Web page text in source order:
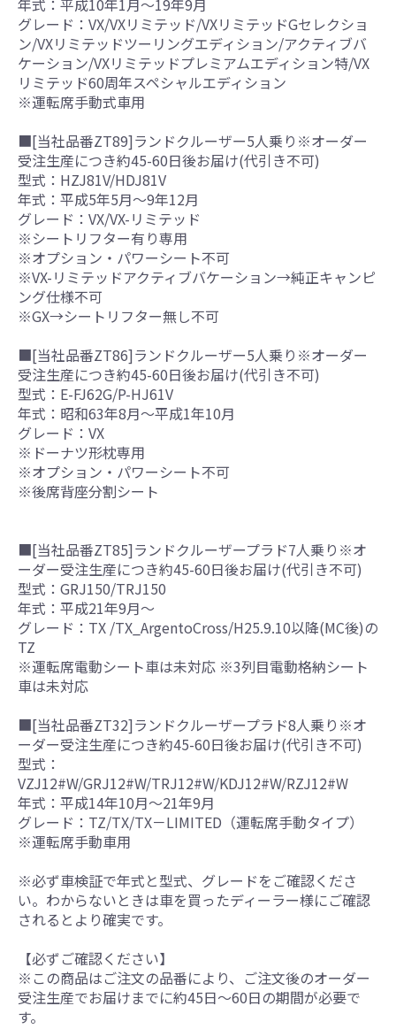
年式：平成10年1月～19年9月
グレード：VX/VXリミテッド/VXリミテッドGセレクショ
ン/VXリミテッドツーリングエディション/アクティブバ
ケーション/VXリミテッドプレミアムエディション特/VX
リミテッド60周年スペシャルエディション
※運転席手動式車用
■[当社品番ZT89]ランドクルーザー5人乗り※オーダー
受注生産につき約45-60日後お届け(代引き不可)
型式：HZJ81V/HDJ81V
年式：平成5年5月～9年12月
グレード：VX/VX-リミテッド
※シートリフター有り専用
※オプション・パワーシート不可
※VX-リミテッドアクティブバケーション→純正キャンピ
ング仕様不可
※GX→シートリフター無し不可
■[当社品番ZT86]ランドクルーザー5人乗り※オーダー
受注生産につき約45-60日後お届け(代引き不可)
型式：E-FJ62G/P-HJ61V
年式：昭和63年8月～平成1年10月
グレード：VX
※ドーナツ形枕専用
※オプション・パワーシート不可
※後席背座分割シート
■[当社品番ZT85]ランドクルーザープラド7人乗り※オ
ーダー受注生産につき約45-60日後お届け(代引き不可)
型式：GRJ150/TRJ150
年式：平成21年9月～
グレード：TX /TX_ArgentoCross/H25.9.10以降(MC後)の
TZ
※運転席電動シート車は未対応 ※3列目電動格納シート
車は未対応
■[当社品番ZT32]ランドクルーザープラド8人乗り※オ
ーダー受注生産につき約45-60日後お届け(代引き不可)
型式：
VZJ12#W/GRJ12#W/TRJ12#W/KDJ12#W/RZJ12#W
年式：平成14年10月～21年9月
グレード：TZ/TX/TX－LIMITED（運転席手動タイプ）
※運転席手動車用
※必ず車検証で年式と型式、グレードをご確認くださ
い。わからないときは車を買ったディーラー様にご確認
されるとより確実です。
【必ずご確認ください】
※この商品はご注文の品番により、ご注文後のオーダー
受注生産でお届けまでに約45日～60日の期間が必要で
す。